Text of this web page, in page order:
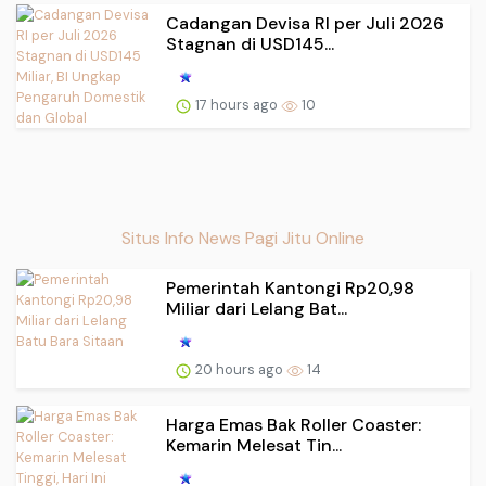
Cadangan Devisa RI per Juli 2026
Stagnan di USD145...
17 hours ago 10
Situs Info News Pagi Jitu Online
Pemerintah Kantongi Rp20,98
Miliar dari Lelang Bat...
20 hours ago 14
Harga Emas Bak Roller Coaster:
Kemarin Melesat Tin...